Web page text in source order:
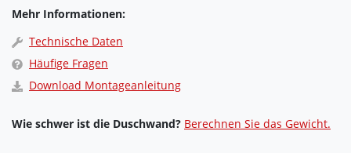
Mehr Informationen:
Technische Daten
Häufige Fragen
Download Montageanleitung
Wie schwer ist die Duschwand? Berechnen Sie das Gewicht.